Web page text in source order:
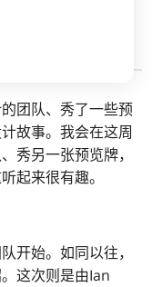
团队、秀了一些预
故事。我会在这周
秀另一张预览牌，
起来很有趣。
开始。如同以往，
这次则是由Ian